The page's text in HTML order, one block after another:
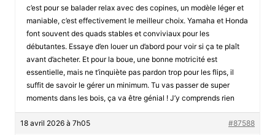
c’est pour se balader relax avec des copines, un modèle léger et
maniable, c’est effectivement le meilleur choix. Yamaha et Honda
font souvent des quads stables et conviviaux pour les
débutantes. Essaye d’en louer un d’abord pour voir si ça te plaît
avant d’acheter. Et pour la boue, une bonne motricité est
essentielle, mais ne t’inquiète pas pardon trop pour les flips, il
suffit de savoir le gérer un minimum. Tu vas passer de super
moments dans les bois, ça va être génial ! J’y comprends rien
18 avril 2026 à 7h05 #87588